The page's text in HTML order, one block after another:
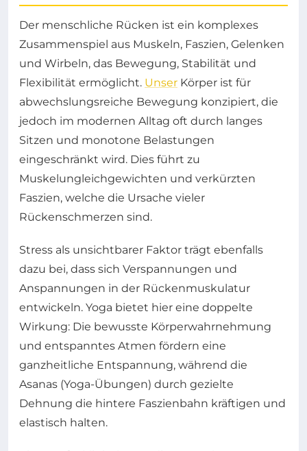
Der menschliche Rücken ist ein komplexes
Zusammenspiel aus Muskeln, Faszien, Gelenken
und Wirbeln, das Bewegung, Stabilität und
Flexibilität ermöglicht. Unser Körper ist für
abwechslungsreiche Bewegung konzipiert, die
jedoch im modernen Alltag oft durch langes
Sitzen und monotone Belastungen
eingeschränkt wird. Dies führt zu
Muskelungleichgewichten und verkürzten
Faszien, welche die Ursache vieler
Rückenschmerzen sind.
Stress als unsichtbarer Faktor trägt ebenfalls
dazu bei, dass sich Verspannungen und
Anspannungen in der Rückenmuskulatur
entwickeln. Yoga bietet hier eine doppelte
Wirkung: Die bewusste Körperwahrnehmung
und entspanntes Atmen fördern eine
ganzheitliche Entspannung, während die
Asanas (Yoga-Übungen) durch gezielte
Dehnung die hintere Faszienbahn kräftigen und
elastisch halten.